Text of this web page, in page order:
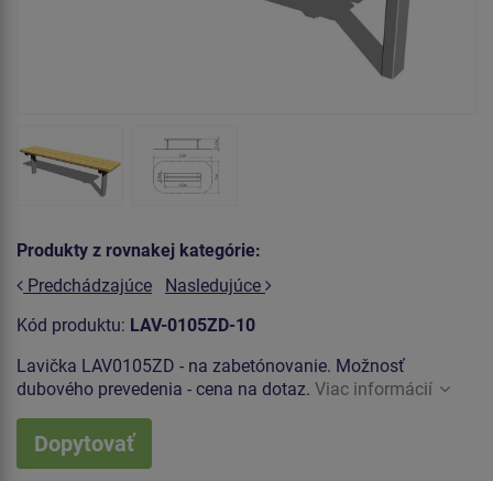
Produkty z rovnakej kategórie:
Predchádzajúce
Nasledujúce
Kód produktu: LAV-0105ZD-10
Lavička LAV0105ZD - na zabetónovanie. Možnosť
dubového prevedenia - cena na dotaz. Viac informácií
Dopytovať